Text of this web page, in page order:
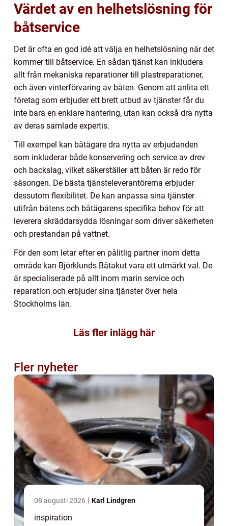
Värdet av en helhetslösning för
båtservice
Det är ofta en god idé att välja en helhetslösning när det
kommer till båtservice. En sådan tjänst kan inkludera
allt från mekaniska reparationer till plastreparationer,
och även vinterförvaring av båten. Genom att anlita ett
företag som erbjuder ett brett utbud av tjänster får du
inte bara en enklare hantering, utan kan också dra nytta
av deras samlade expertis.
Till exempel kan båtägare dra nytta av erbjudanden
som inkluderar både konservering och service av drev
och backslag, vilket säkerställer att båten är redo för
säsongen. De bästa tjänsteleverantörerna erbjuder
dessutom flexibilitet. De kan anpassa sina tjänster
utifrån båtens och båtägarens specifika behov för att
leverera skräddarsydda lösningar som driver säkerheten
och prestandan på vattnet.
För den som letar efter en pålitlig partner inom detta
område kan Björklunds Båtakut vara ett utmärkt val. De
är specialiserade på allt inom marin service och
reparation och erbjuder sina tjänster över hela
Stockholms län.
Läs fler inlägg här
Fler nyheter
08 augusti 2026 Karl Lindgren
inspiration